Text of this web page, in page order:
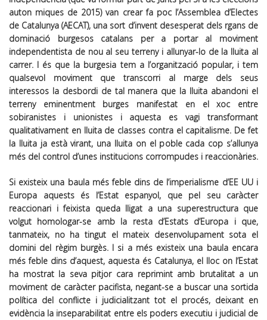
auton miques de 2015) van crear fa poc l’Assemblea d’Electes
de Catalunya (AECAT), una sort d’invent desesperat dels rgans de
dominació burgesos catalans per a portar al moviment
independentista de nou al seu terreny i allunyar-lo de la lluita al
carrer. I és que la burgesia tem a l’organització popular, i tem
qualsevol moviment que transcorri al marge dels seus
interessos la desbordi de tal manera que la lluita abandoni el
terreny eminentment burges manifestat en el xoc entre
sobiranistes i unionistes i aquesta es vagi transformant
qualitativament en lluita de classes contra el capitalisme. De fet
la lluita ja està virant, una lluita on el poble cada cop s’allunya
més del control d’unes institucions corrompudes i reaccionàries.
Si existeix una baula més feble dins de l’imperialisme d’EE UU i
Europa aquests és l’Estat espanyol, que pel seu caràcter
reaccionari i feixista queda lligat a una superestructura que
volgut homologar-se amb la resta d’Estats d’Europa i que,
tanmateix, no ha tingut el mateix desenvolupament sota el
domini del règim burgès. I si a més existeix una baula encara
més feble dins d’aquest, aquesta és Catalunya, el lloc on l’Estat
ha mostrat la seva pitjor cara reprimint amb brutalitat a un
moviment de caràcter pacifista, negant-se a buscar una sortida
política del conflicte i judicialitzant tot el procés, deixant en
evidència la inseparabilitat entre els poders executiu i judicial de